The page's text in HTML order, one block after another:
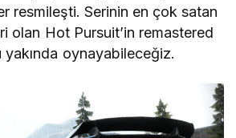
resmileşti. Serinin en çok satan
olan Hot Pursuit’in remastered
yakında oynayabileceğiz.